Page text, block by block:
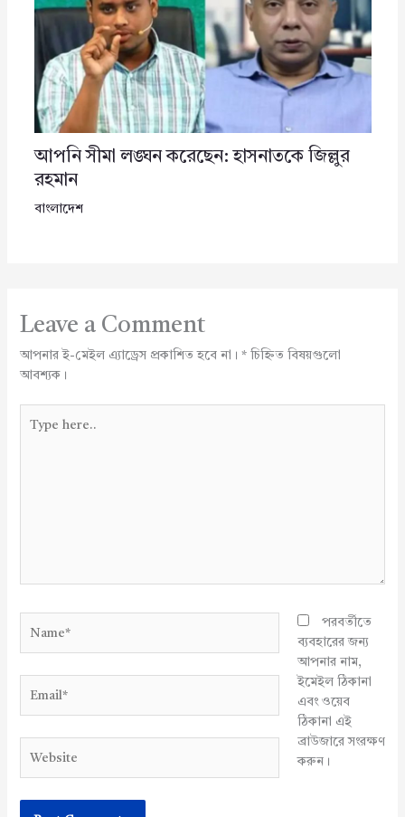
আপনি সীমা লঙ্ঘন করেছেন: হাসনাতকে জিল্লুর
রহমান
বাংলাদেশ
Leave a Comment
আপনার ই-মেইল এ্যাড্রেস প্রকাশিত হবে না। *চিহ্নিত বিষয়গুলো
আবশ্যক।
here..
পরবর্তীতে
ব্যবহারের জন্য
আপনার নাম,
ইমেইল ঠিকানা
এবং ওয়েব
ঠিকানা এই
ব্রাউজারে সংরক্ষণ
করুন।